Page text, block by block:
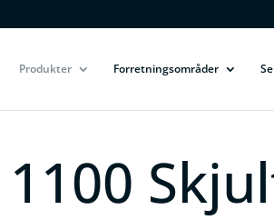
Produkter Forretningsområder